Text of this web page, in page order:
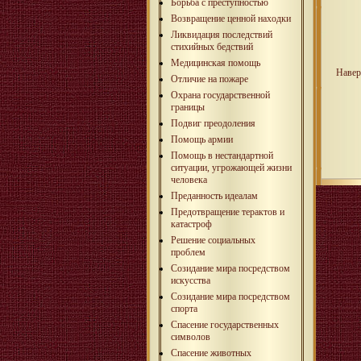
Возвращение ценной находки
Ликвидация последствий
стихийных бедствий
Медицинская помощь
Отличие на пожаре
Охрана государственной
границы
Подвиг преодоления
Помощь армии
Помощь в нестандартной
ситуации, угрожающей жизни
человека
Преданность идеалам
Предотвращение терактов и
катастроф
Решение социальных
проблем
Созидание мира посредством
искусства
Созидание мира посредством
спорта
Спасение государственных
символов
Спасение животных